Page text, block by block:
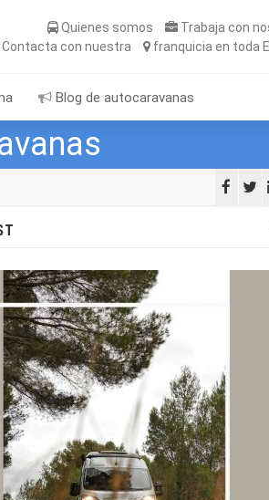
Quienes somos Trabaja con
Contacta con nuestra franquicia en toda
Blog de autocaravanas